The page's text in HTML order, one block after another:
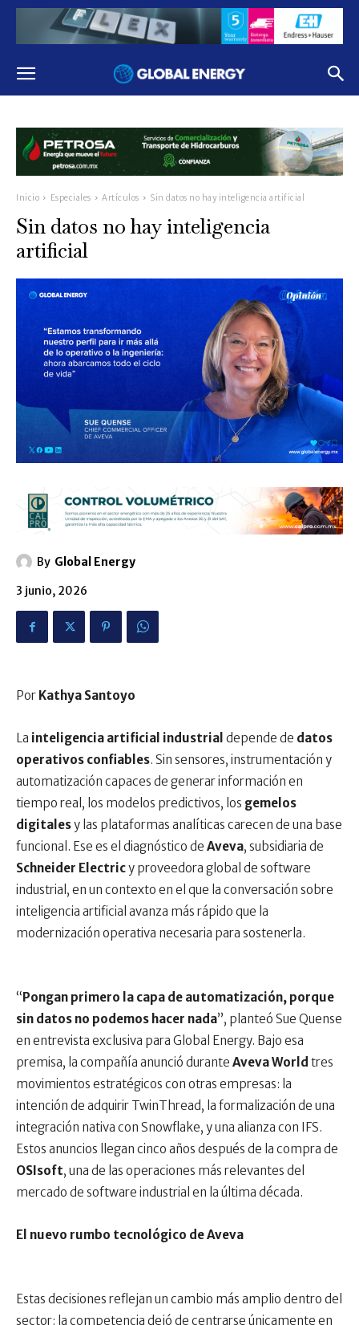
Inicio Especiales Artículos Sin datos no hay inteligencia artificial
Sin datos no hay inteligencia
artificial
By Global Energy
3 junio, 2026
Por Kathya Santoyo
La inteligencia artificial industrial depende de datos
operativos confiables. Sin sensores, instrumentación y
automatización capaces de generar información en
tiempo real, los modelos predictivos, los gemelos
digitalesy las plataformas analíticas carecen de una base
funcional. Ese es el diagnóstico de Aveva, subsidiaria de
Schneider Electricy proveedora global de software
industrial, en un contexto en el que la conversación sobre
inteligencia artificial avanza más rápido que la
modernización operativa necesaria para sostenerla.
“ Pongan primero la capa de automatización, porque
sin datos no podemos hacer nada”, planteó Sue Quense
en entrevista exclusiva para Global Energy. Bajo esa
premisa, la compañía anunció durante Aveva World tres
movimientos estratégicos con otras empresas: la
intención de adquirir TwinThread, la formalización de una
integración nativa con Snowflake, y una alianza con IFS.
Estos anuncios llegan cinco años después de la compra de
OSIsoft, una de las operaciones más relevantes del
mercado de software industrial en la última década.
El nuevo rumbo tecnológico de Aveva
Estas decisiones reflejan un cambio más amplio dentro del
sector: la competencia dejó de centrarse únicamente en